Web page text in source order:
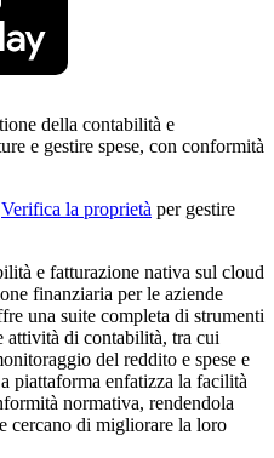
della contabilità e
e gestire spese, con conformità
Verifica la proprietà per gestire
e fatturazione nativa sul cloud
finanziaria per le aziende
una suite completa di strumenti
attività di contabilità, tra cui
del reddito e spese e
piattaforma enfatizza la facilità
normativa, rendendola
cercano di migliorare la loro